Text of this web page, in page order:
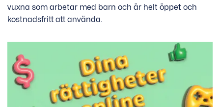
vuxna som arbetar med barn och är helt öppet och
kostnadsfritt att använda.